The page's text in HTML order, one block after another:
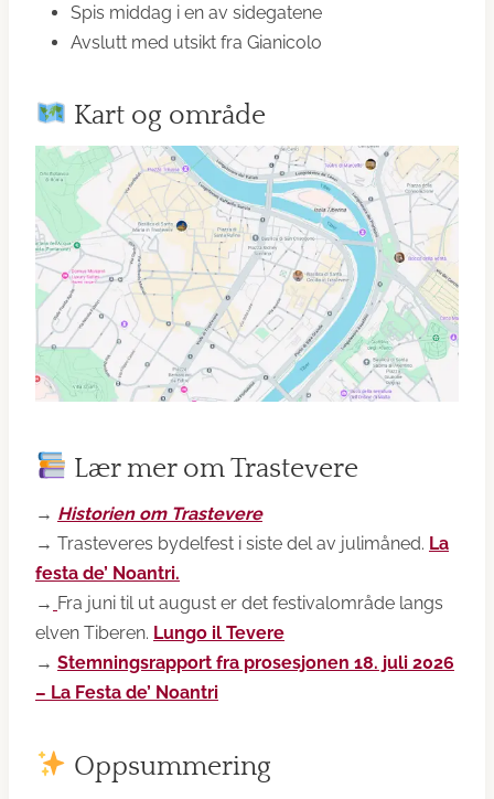
Spis middag i en av sidegatene
Avslutt med utsikt fra Gianicolo
Kart og område
Lær mer om Trastevere
→ Historien om Trastevere
→ Trasteveres bydelfest i siste del av julimåned. La
festa de’ Noantri.
→ Fra juni til ut august er det festivalområde langs
elven Tiberen. Lungo il Tevere
→ Stemningsrapport fra prosesjonen 18. juli 2026
– La Festa de’ Noantri
Oppsummering